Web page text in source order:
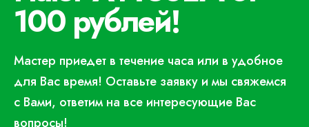
100 рублей!
Мастер приедет в течение часа или в удобное
для Вас время! Оставьте заявку и мы свяжемся
с Вами, ответим на все интересующие Вас
вопросы!